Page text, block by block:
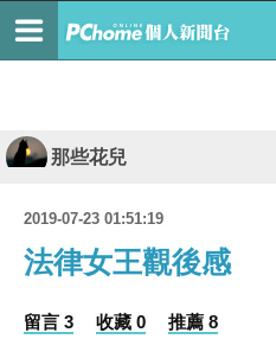
那些花兒
2019-07-23 01:51:19
法律女王觀後感
留言 3 收藏 0 推薦 8